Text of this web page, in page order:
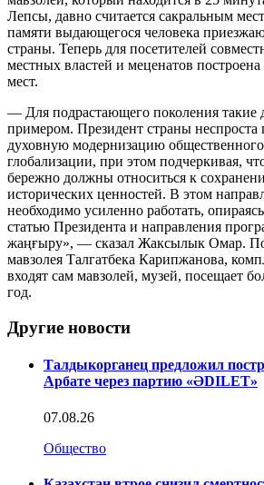
Лепсы, давно считается сакральным
памяти выдающегося человека
страны. Теперь для посетителей
местных властей и меценатов
мест.
— Для подрастающего поколения такие
примером. Президент страны неспроста
духовную модернизацию
глобализации, при этом подчеркивая,
бережно должны относиться к
исторических ценностей. В этом
необходимо усиленно работать,
статью Президента и направления
жаңғыру», — сказал Жаксылык Омар. По
мавзолея Талгатбека Карипжанова,
входят сам мавзолей, музей, посещает
год.
Другие новости
Талдыкорганец предложил
Арбате через партию «ӘDILET»
07.08.26
Общество